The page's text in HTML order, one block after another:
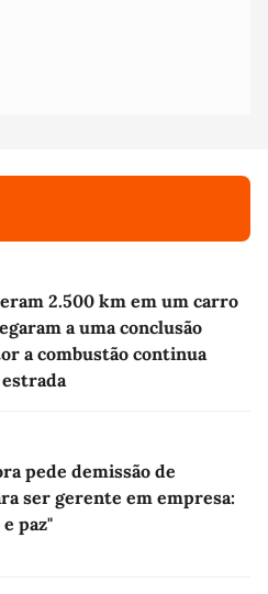
2.500 km em um carro
a uma conclusão
a combustão continua
pede demissão de
ser gerente em empresa:
paz"